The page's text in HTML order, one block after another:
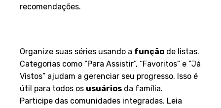
recomendações.
Organize suas séries usando a função de listas.
Categorias como “Para Assistir”, “Favoritos” e “Já
Vistos” ajudam a gerenciar seu progresso. Isso é
útil para todos os usuários da família.
Participe das comunidades integradas. Leia